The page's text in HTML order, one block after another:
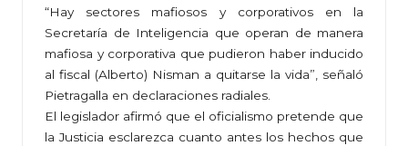
“Hay sectores mafiosos y corporativos en la
Secretaría de Inteligencia que operan de manera
mafiosa y corporativa que pudieron haber inducido
al fiscal (Alberto) Nisman a quitarse la vida”, señaló
Pietragalla en declaraciones radiales.
El legislador afirmó que el oficialismo pretende que
la Justicia esclarezca cuanto antes los hechos que